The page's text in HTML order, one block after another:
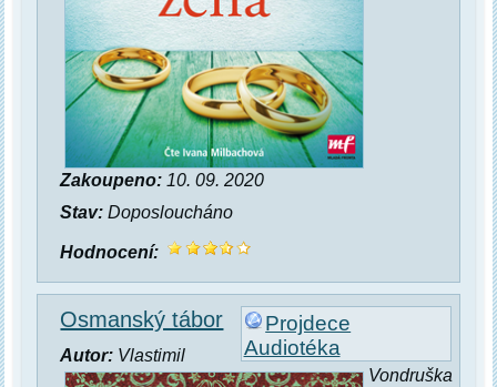
Zakoupeno: 10. 09. 2020
Stav: Doposloucháno
Hodnocení:
Projdece
Audiotéka
Osmanský tábor
Autor: Vlastimil
Vondruška